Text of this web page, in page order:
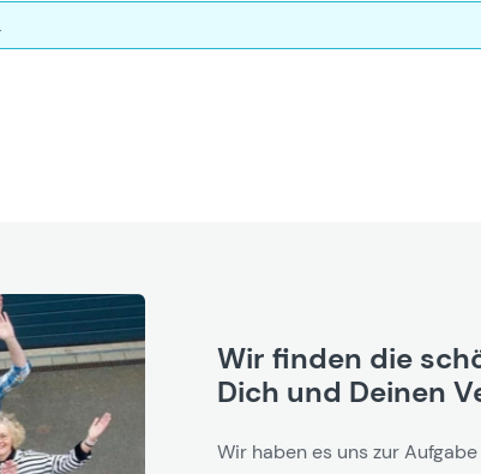
Wir finden die
Dich und Deinen
Wir haben es uns zur